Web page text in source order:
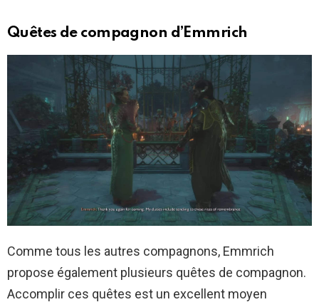
Quêtes de compagnon d’Emmrich
Comme tous les autres compagnons, Emmrich
propose également plusieurs quêtes de compagnon.
Accomplir ces quêtes est un excellent moyen